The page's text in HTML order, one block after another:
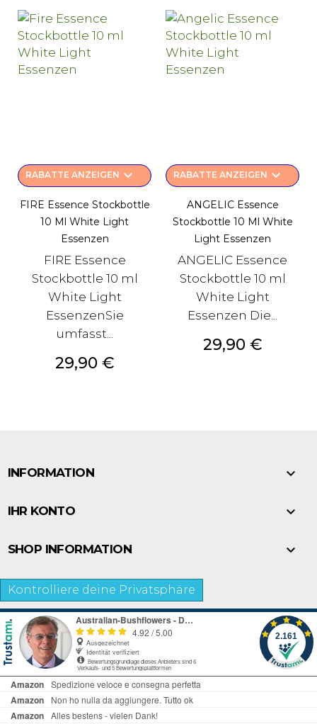
RABATTE ANZEIGEN keyboard_arrow_down
FIRE Essence Stockbottle
10 Ml White Light
Essenzen
FIRE Essence
Stockbottle 10 ml
White Light
EssenzenSie
umfasst...
Preis
29,90 €
RABATTE ANZEIGEN keyboard_arrow_down
ANGELIC Essence
Stockbottle 10 Ml White
Light Essenzen
ANGELIC Essence
Stockbottle 10 ml
White Light
Essenzen Die...
Preis
29,90 €
INFORMATION 
IHR KONTO 
SHOP INFORMATION 
Kontrolliere deine Privatsphäre